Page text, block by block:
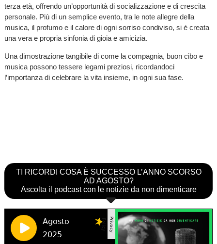
terza età, offrendo un’opportunità di socializzazione e di crescita
personale. Più di un semplice evento, tra le note allegre della
musica, il profumo e il calore di ogni sorriso condiviso, si è creata
una vera e propria sinfonia di gioia e amicizia.
Una dimostrazione tangibile di come la compagnia, buon cibo e
musica possono tessere legami preziosi, ricordandoci
l’importanza di celebrare la vita insieme, in ogni sua fase.
TI RICORDI COSA È SUCCESSO L’ANNO SCORSO
AD AGOSTO?
Ascolta il podcast con le notizie da non dimenticare